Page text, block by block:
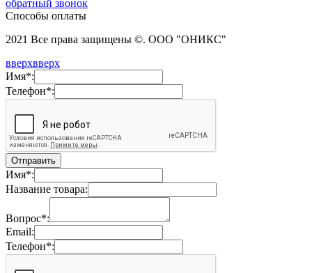
обратный звонок
Способы оплаты
2021 Все права защищены ©. ООО "ОНИКС"
вверхвверх
Имя*:
Телефон*:
Имя*:
Название товара:
Вопрос*:
Email:
Телефон*: